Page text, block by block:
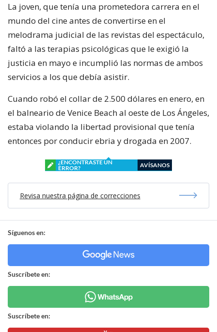
La joven, que tenía una prometedora carrera en el
mundo del cine antes de convertirse en el
melodrama judicial de las revistas del espectáculo,
faltó a las terapias psicológicas que le exigió la
justicia en mayo e incumplió las normas de ambos
servicios a los que debía asistir.
Cuando robó el collar de 2.500 dólares en enero, en
el balneario de Venice Beach al oeste de Los Ángeles,
estaba violando la libertad provisional que tenía
entonces por conducir ebria y drogada en 2007.
¿ENCONTRASTE UN
ERROR?
AVÍSANOS
Revisa nuestra página de correcciones
Síguenos en:
Suscríbete en:
Suscríbete en: